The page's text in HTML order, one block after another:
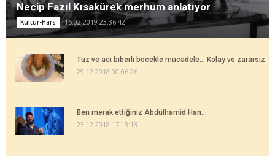
Necip Fazıl Kısakürek merhum anlatıyor
Kültür-Hars 15.02.2019 23:36:42
Tuz ve acı biberli böcekle mücadele... Kolay ve zararsız
29.12.2018 00:06:26
Ben merak ettiğiniz Abdülhamid Han...
23.12.2018 17:18:13